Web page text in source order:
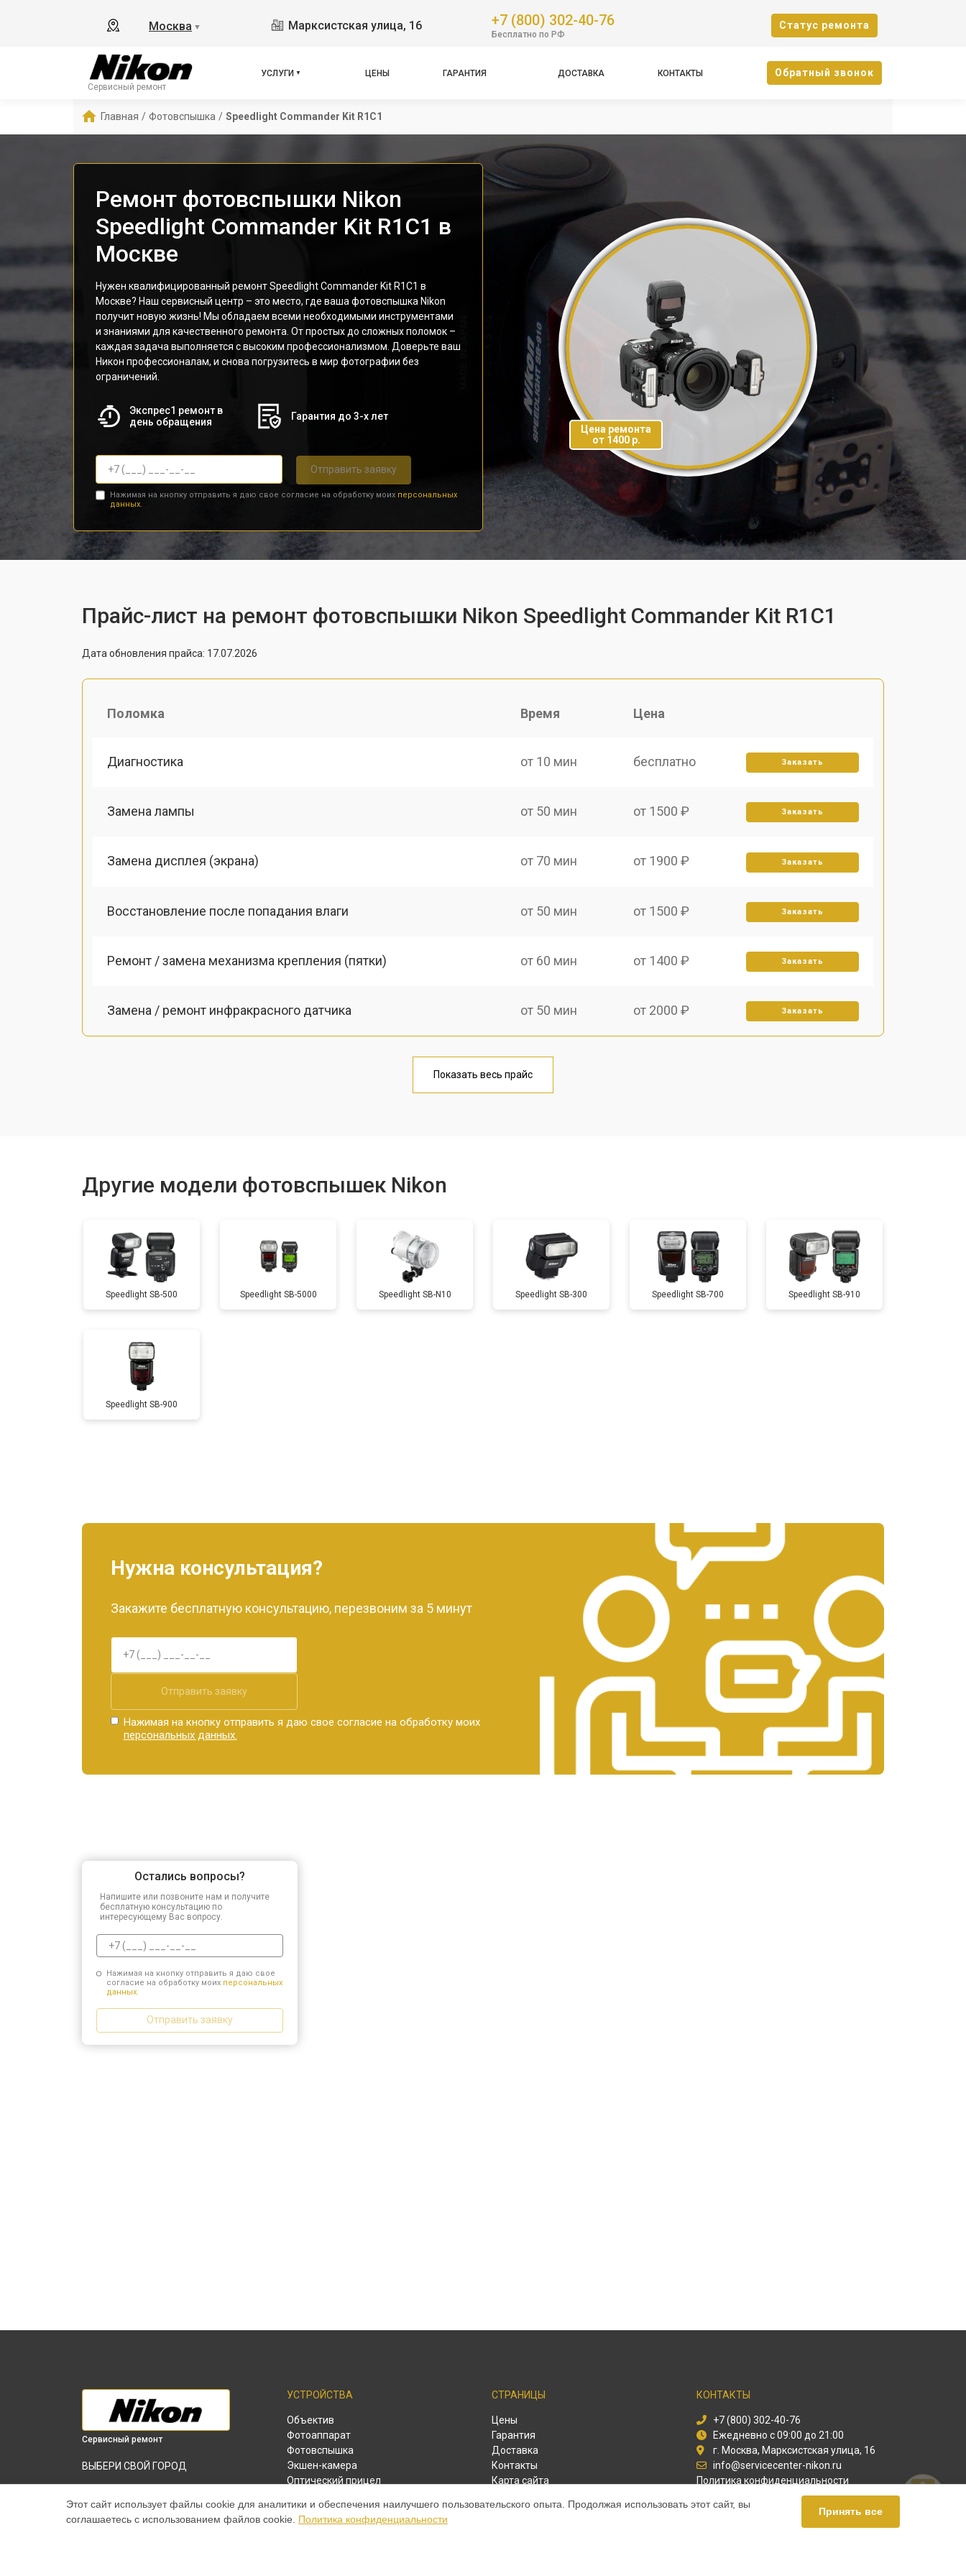
Москва ▼ Марксистская улица, 16 +7 (800) 302-40-76
Бесплатно по РФ
Cтатус ремонта
Сервисный ремонт
УСЛУГИ ЦЕНЫ ГАРАНТИЯ ДОСТАВКА КОНТАКТЫ Oбратный звонок
Главная / Фотовспышка / Speedlight Commander Kit R1C1
Ремонт фотовспышки Nikon
Speedlight Commander Kit R1C1 в
Москве
Нужен квалифицированный ремонт Speedlight Commander Kit R1C1 в
Москве? Наш сервисный центр – это место, где ваша фотовспышка Nikon
получит новую жизнь! Мы обладаем всеми необходимыми инструментами
и знаниями для качественного ремонта. От простых до сложных поломок –
каждая задача выполняется с высоким профессионализмом. Доверьте ваш
Никон профессионалам, и снова погрузитесь в мир фотографии без
ограничений.
Экспрес1 ремонт в
день обращения
Гарантия до 3-х лет
Отправить заявку
Нажимая на кнопку отправить я даю свое согласие на обработку моих персональных
данных.
Цена ремонта
от 1400 р.
Прайс-лист на ремонт фотовспышки Nikon Speedlight Commander Kit R1C1
Дата обновления прайса: 17.07.2026
Поломка Время Цена
Диагностика от 10 мин бесплатно Заказать
Замена лампы от 50 мин от 1500 ₽ Заказать
Замена дисплея (экрана) от 70 мин от 1900 ₽ Заказать
Восстановление после попадания влаги от 50 мин от 1500 ₽ Заказать
Ремонт / замена механизма крепления (пятки) от 60 мин от 1400 ₽ Заказать
Замена / ремонт инфракрасного датчика от 50 мин от 2000 ₽ Заказать
от 70 мин
Показать весь прайс
Другие модели фотовспышек Nikon
Speedlight SB-500 Speedlight SB-5000 Speedlight SB-N10 Speedlight SB-300 Speedlight SB-700 Speedlight SB-910
Speedlight SB-900
Нужна консультация?
Закажите бесплатную консультацию, перезвоним за 5 минут
Отправить заявку
Нажимая на кнопку отправить я даю свое согласие на обработку моих
персональных данных.
Остались вопросы?
Напишите или позвоните нам и получите
бесплатную консультацию по
интересующему Вас вопросу.
Нажимая на кнопку отправить я даю свое
согласие на обработку моих персональных
данных.
Отправить заявку
Сервисный ремонт
ВЫБЕРИ СВОЙ ГОРОД
Commander Kit R1C1 Nikon вКраснодаре
Ремонт фотовспышки Speedlight
УСТРОЙСТВА
Объектив
Фотоаппарат
Фотовспышка
Экшен-камера
Оптический прицел
СТРАНИЦЫ
Цены
Гарантия
Доставка
Контакты
Карта сайта
КОНТАКТЫ
+7 (800) 302-40-76
Ежедневно с 09:00 до 21:00
г. Москва, Марксистская улица, 16
info@servicecenter-nikon.ru
Политика конфиденциальности
Способы оплаты
Этот сайт использует файлы cookie для аналитики и обеспечения наилучшего пользовательского опыта. Продолжая использовать этот сайт, вы
соглашаетесь с использованием файлов cookie. Политика конфиденциальности
Принять все